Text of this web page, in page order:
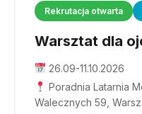
Rekrutacja otwarta
Warsztat dla
26.09-11.10.2026
Poradnia Latarnia
Walecznych 59,